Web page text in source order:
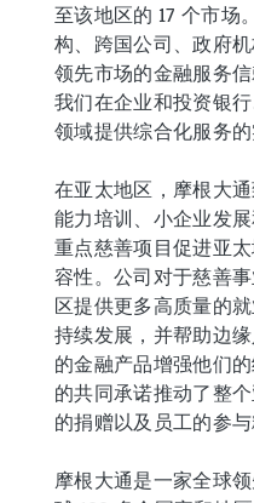
至该地区的 17 个市场
构、跨国公司、政府
领先市场的金融服务
我们在企业和投资银
领域提供综合化服务的
在亚太地区，摩根大
能力培训、小企业发
重点慈善项目促进亚
容性。公司对于慈善
区提供更多高质量的
持续发展，并帮助边
的金融产品增强他们
的共同承诺推动了整
的捐赠以及员工的参
摩根大通是一家全球